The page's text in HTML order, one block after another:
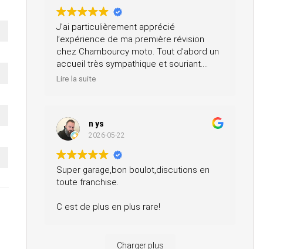
J’ai particulièrement apprécié
l’expérience de ma première révision
chez Chambourcy moto. Tout d’abord un
accueil très sympathique et souriant.
Ensuite, ils m’ont prêté une moto pendant
%.
Lire la suite
n ys
2026-05-22
Super garage,bon boulot,discutions en
toute franchise.
C est de plus en plus rare!
Charger plus